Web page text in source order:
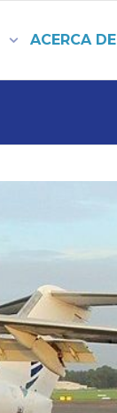
ACERCA